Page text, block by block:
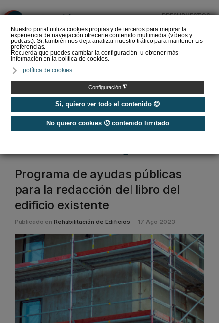
Nuestro portal utiliza cookies propias y de terceros para mejorar la
experiencia de navegación ofrecerte contenido multimedia (vídeos y
podcast). Si, también nos deja analizar nuestro tráfico para mantener tus
preferencias.
Recuerda que puedes cambiar la configuración u obtener más
información en la política de cookies.
política de cookies.
Configuración ◮
Si, quiero ver todo el contenido 😊
No quiero cookies 🙁 contenido limitado
PRESUPUESTOS
del Amperio (Episodio 3)
Etiquetas / rehabilitación energética
Programa de ayudas públicas
para la redacción del libro del
edificio existente
Publicado en Rehabilitación de Edificios 17 Ago 2023